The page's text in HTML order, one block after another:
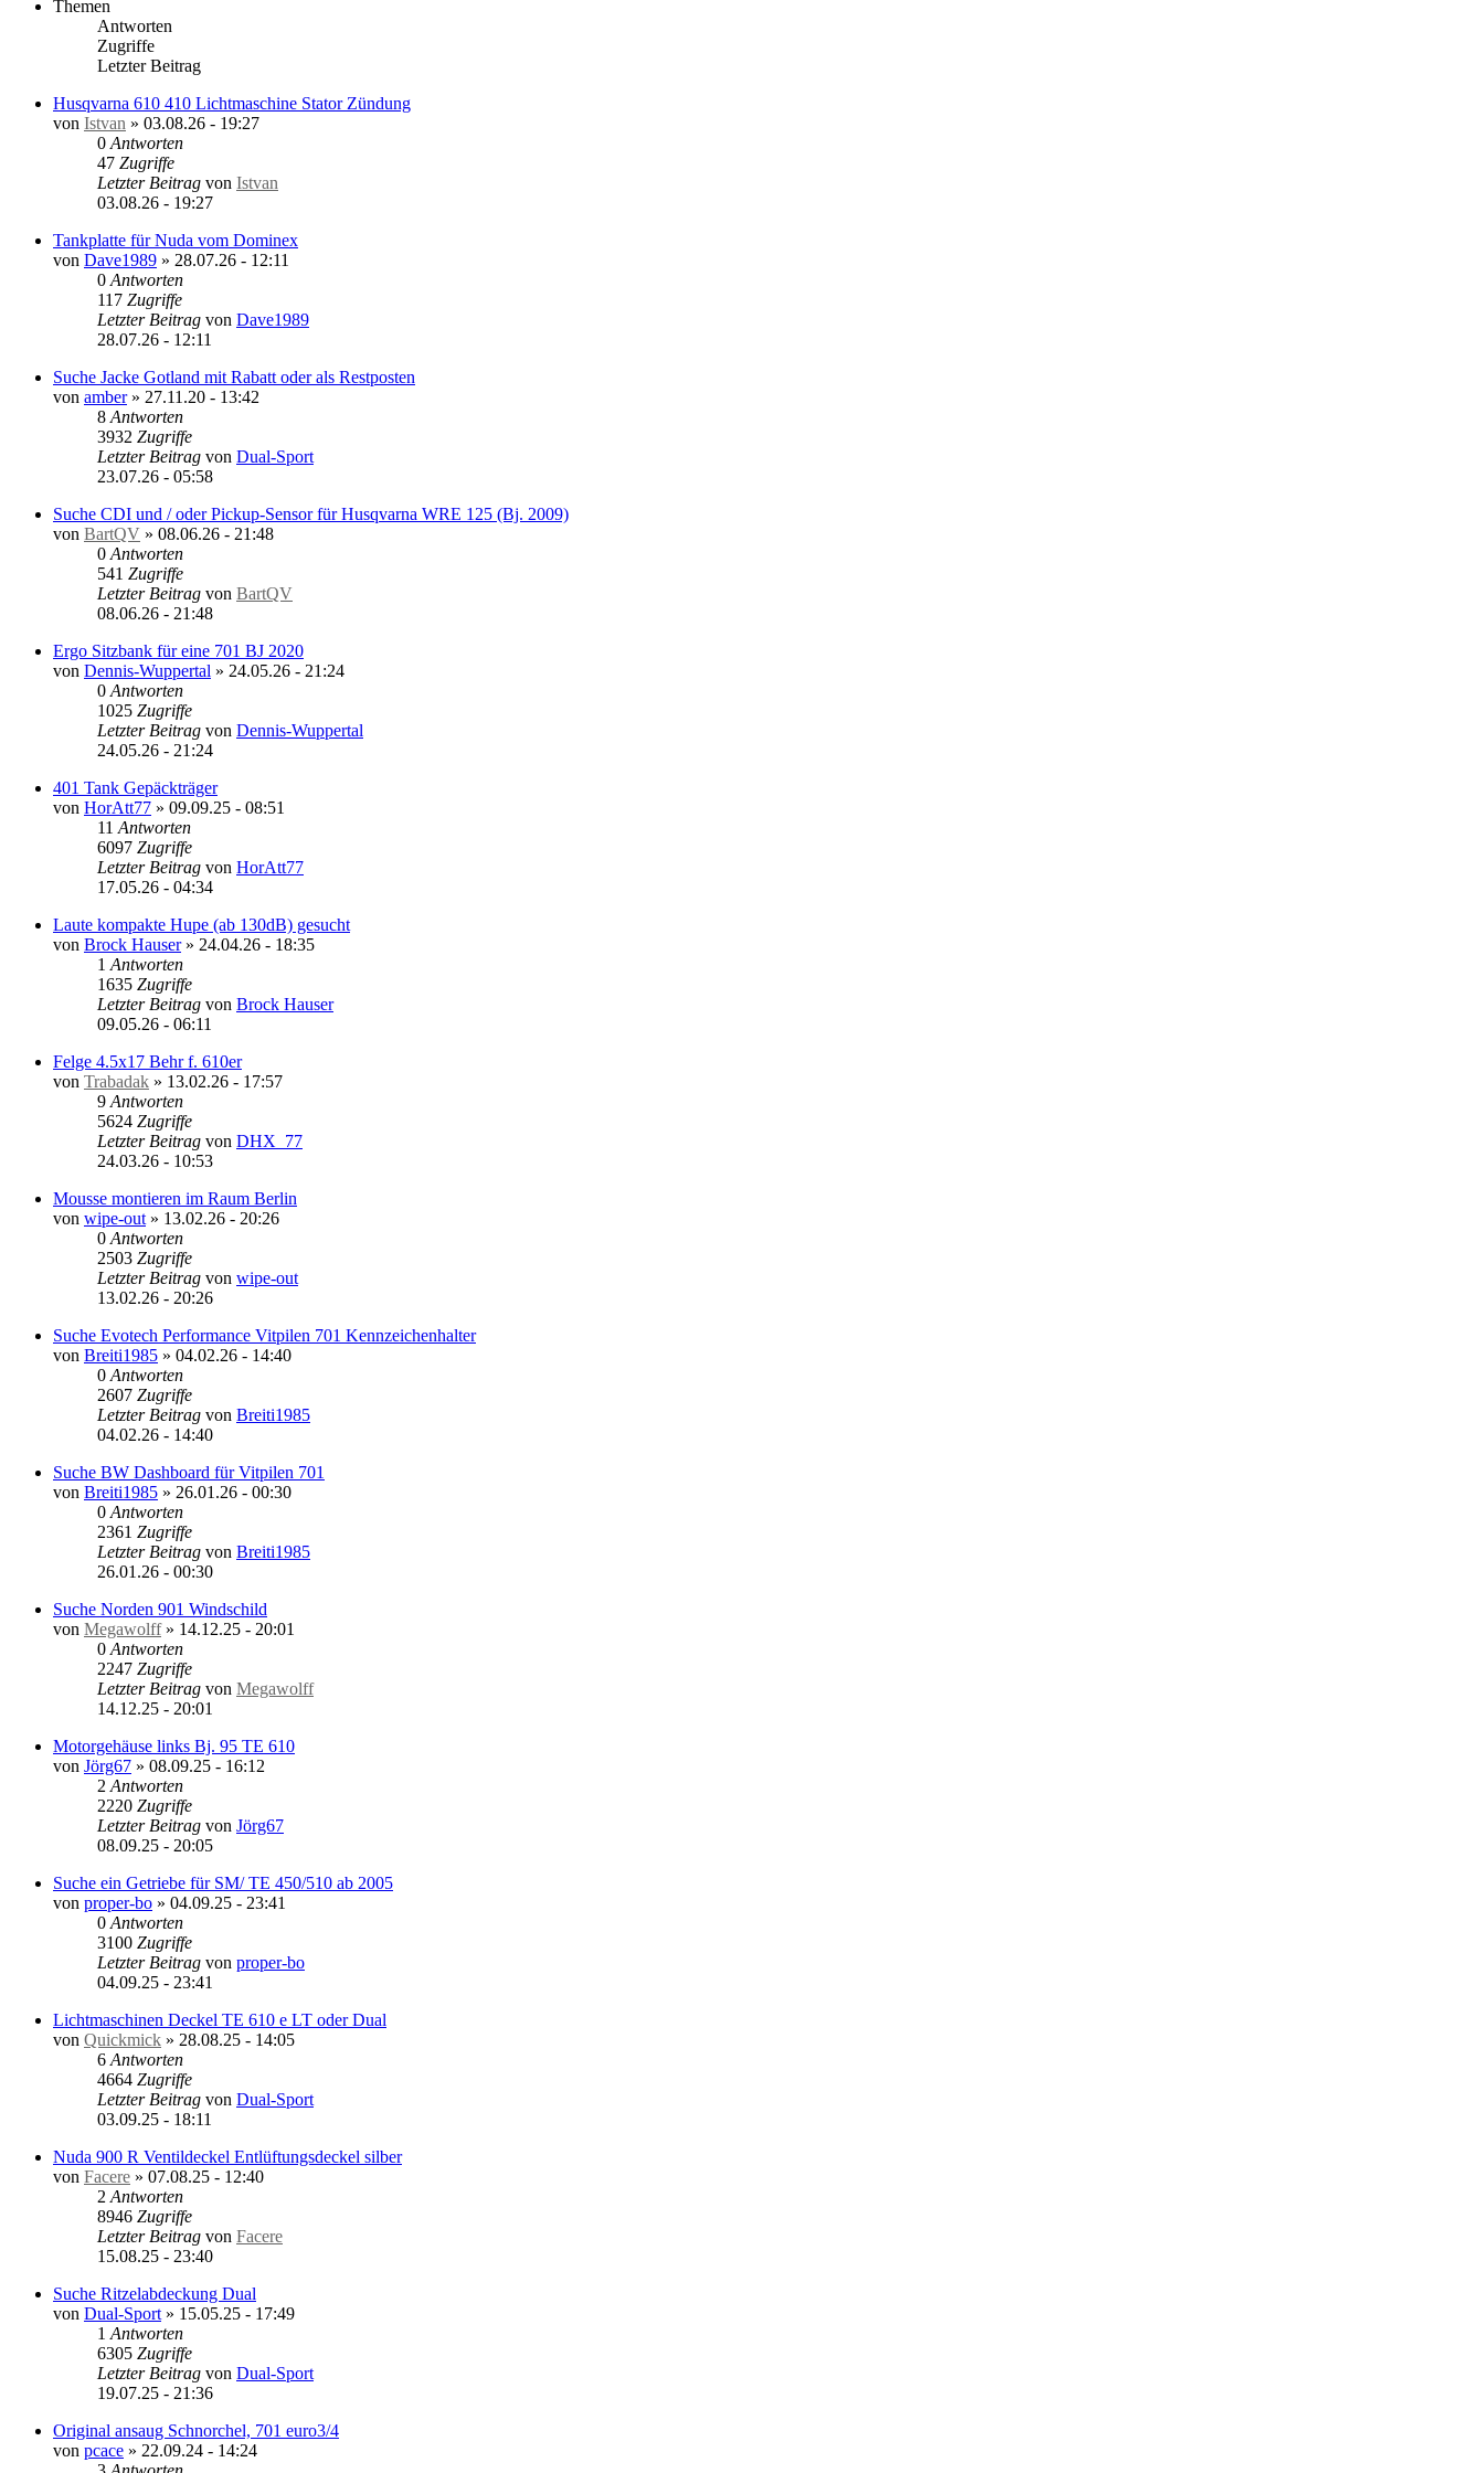
Themen
Antworten
Zugriffe
Letzter Beitrag
Husqvarna 610 410 Lichtmaschine Stator Zündung
von Istvan » 03.08.26 - 19:27
0 Antworten
47 Zugriffe
Letzter Beitrag von Istvan
03.08.26 - 19:27
Tankplatte für Nuda vom Dominex
von Dave1989 » 28.07.26 - 12:11
0 Antworten
117 Zugriffe
Letzter Beitrag von Dave1989
28.07.26 - 12:11
Suche Jacke Gotland mit Rabatt oder als Restposten
von amber» 27.11.20 - 13:42
8 Antworten
3932 Zugriffe
Letzter Beitrag von Dual-Sport
23.07.26 - 05:58
Suche CDI und / oder Pickup-Sensor für Husqvarna WRE 125 (Bj. 2009)
von BartQV » 08.06.26 - 21:48
0 Antworten
541 Zugriffe
Letzter Beitrag von BartQV
08.06.26 - 21:48
Ergo Sitzbank für eine 701 BJ 2020
von Dennis-Wuppertal » 24.05.26 - 21:24
0 Antworten
1025 Zugriffe
Letzter Beitrag von Dennis-Wuppertal
24.05.26 - 21:24
401 Tank Gepäckträger
von HorAtt77 » 09.09.25 - 08:51
11 Antworten
6097 Zugriffe
Letzter Beitrag von HorAtt77
17.05.26 - 04:34
Laute kompakte Hupe (ab 130dB) gesucht
von Brock Hauser» 24.04.26 - 18:35
1 Antworten
1635 Zugriffe
Letzter Beitrag von Brock Hauser
09.05.26 - 06:11
Felge 4.5x17 Behr f. 610er
von Trabadak » 13.02.26 - 17:57
9 Antworten
5624 Zugriffe
Letzter Beitrag von DHX_77
24.03.26 - 10:53
Mousse montieren im Raum Berlin
von wipe-out » 13.02.26 - 20:26
0 Antworten
2503 Zugriffe
Letzter Beitrag von wipe-out
13.02.26 - 20:26
Suche Evotech Performance Vitpilen 701 Kennzeichenhalter
von Breiti1985 » 04.02.26 - 14:40
0 Antworten
2607 Zugriffe
Letzter Beitrag von Breiti1985
04.02.26 - 14:40
Suche BW Dashboard für Vitpilen 701
von Breiti1985 » 26.01.26 - 00:30
0 Antworten
2361 Zugriffe
Letzter Beitrag von Breiti1985
26.01.26 - 00:30
Suche Norden 901 Windschild
von Megawolff» 14.12.25 - 20:01
0 Antworten
2247 Zugriffe
Letzter Beitrag von Megawolff
14.12.25 - 20:01
Motorgehäuse links Bj. 95 TE 610
von Jörg67 » 08.09.25 - 16:12
2 Antworten
2220 Zugriffe
Letzter Beitrag von Jörg67
08.09.25 - 20:05
Suche ein Getriebe für SM/ TE 450/510 ab 2005
von proper-bo » 04.09.25 - 23:41
0 Antworten
3100 Zugriffe
Letzter Beitrag von proper-bo
04.09.25 - 23:41
Lichtmaschinen Deckel TE 610 e LT oder Dual
von Quickmick » 28.08.25 - 14:05
6 Antworten
4664 Zugriffe
Letzter Beitrag von Dual-Sport
03.09.25 - 18:11
Nuda 900 R Ventildeckel Entlüftungsdeckel silber
von Facere » 07.08.25 - 12:40
2 Antworten
8946 Zugriffe
Letzter Beitrag von Facere
15.08.25 - 23:40
Suche Ritzelabdeckung Dual
von Dual-Sport » 15.05.25 - 17:49
1 Antworten
6305 Zugriffe
Letzter Beitrag von Dual-Sport
19.07.25 - 21:36
Original ansaug Schnorchel, 701 euro3/4
von pcace » 22.09.24 - 14:24